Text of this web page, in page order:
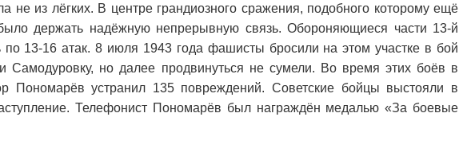
не из лёгких. В центре грандиозного сражения, подобного которому ещё
держать надёжную непрерывную связь. Обороняющиеся части 13-й
13-16 атак. 8 июля 1943 года фашисты бросили на этом участке в бой
Самодуровку, но далее продвинуться не сумели. Во время этих боёв в
Пономарёв устранил 135 повреждений. Советские бойцы выстояли в
Телефонист Пономарёв был награждён медалью «За боевые